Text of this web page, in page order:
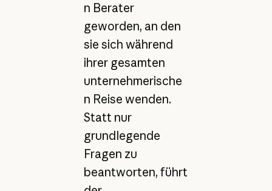
n Berater
geworden, an den
sie sich während
ihrer gesamten
unternehmerische
n Reise wenden.
Statt nur
grundlegende
Fragen zu
beantworten, führt